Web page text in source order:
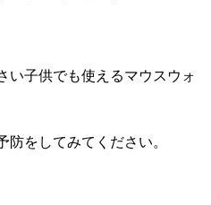
い子供でも使えるマウスウォ
をしてみてください。